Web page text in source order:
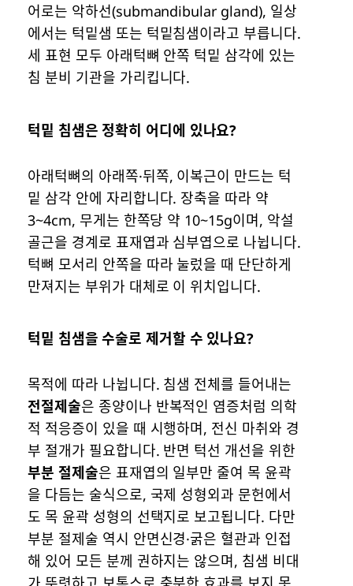
어로는 악하선(submandibular gland), 일상
에서는 턱밑샘 또는 턱밑침샘이라고 부릅니다.
세 표현 모두 아래턱뼈 안쪽 턱밑 삼각에 있는
침 분비 기관을 가리킵니다.
턱밑 침샘은 정확히 어디에 있나요?
아래턱뼈의 아래쪽·뒤쪽, 이복근이 만드는 턱
밑 삼각 안에 자리합니다. 장축을 따라 약
3~4cm, 무게는 한쪽당 약 10~15g이며, 악설
골근을 경계로 표재엽과 심부엽으로 나뉩니다.
턱뼈 모서리 안쪽을 따라 눌렀을 때 단단하게
만져지는 부위가 대체로 이 위치입니다.
턱밑 침샘을 수술로 제거할 수 있나요?
목적에 따라 나뉩니다. 침샘 전체를 들어내는
전절제술은 종양이나 반복적인 염증처럼 의학
적 적응증이 있을 때 시행하며, 전신 마취와 경
부 절개가 필요합니다. 반면 턱선 개선을 위한
부분 절제술은 표재엽의 일부만 줄여 목 윤곽
을 다듬는 술식으로, 국제 성형외과 문헌에서
도 목 윤곽 성형의 선택지로 보고됩니다. 다만
부분 절제술 역시 안면신경·굵은 혈관과 인접
해 있어 모든 분께 권하지는 않으며, 침샘 비대